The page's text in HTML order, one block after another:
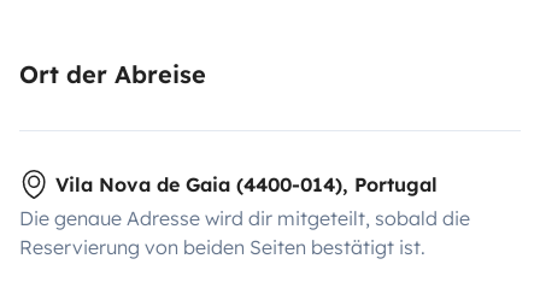
Ort der Abreise
Vila Nova de Gaia (4400-014), Portugal
Die genaue Adresse wird dir mitgeteilt, sobald die
Reservierung von beiden Seiten bestätigt ist.